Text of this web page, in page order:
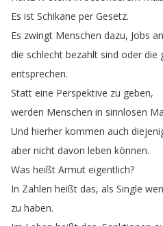
Es ist Schikane per Gesetz.
Es zwingt Menschen dazu, Jobs
die schlecht bezahlt sind oder die
entsprechen.
Statt eine Perspektive zu geben,
werden Menschen in sinnlosen
Und hierher kommen auch
aber nicht davon leben können.
Was heißt Armut eigentlich?
In Zahlen heißt das, als Single
zu haben.